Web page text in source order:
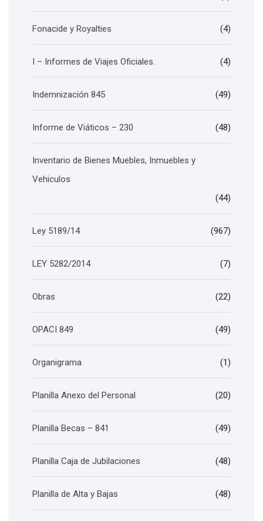
Fonacide y Royalties (4)
I – Informes de Viajes Oficiales. (4)
Indemnización 845 (49)
Informe de Viáticos – 230 (48)
Inventario de Bienes Muebles, Inmuebles y
Vehiculos
(44)
Ley 5189/14 (967)
LEY 5282/2014 (7)
Obras (22)
OPACI 849 (49)
Organigrama (1)
Planilla Anexo del Personal (20)
Planilla Becas – 841 (49)
Planilla Caja de Jubilaciones (48)
Planilla de Alta y Bajas (48)